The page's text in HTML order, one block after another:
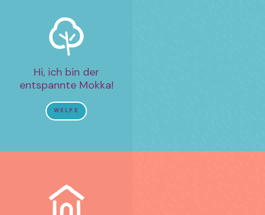
Hi, ich bin der
entspannte Mokka!
WELPE